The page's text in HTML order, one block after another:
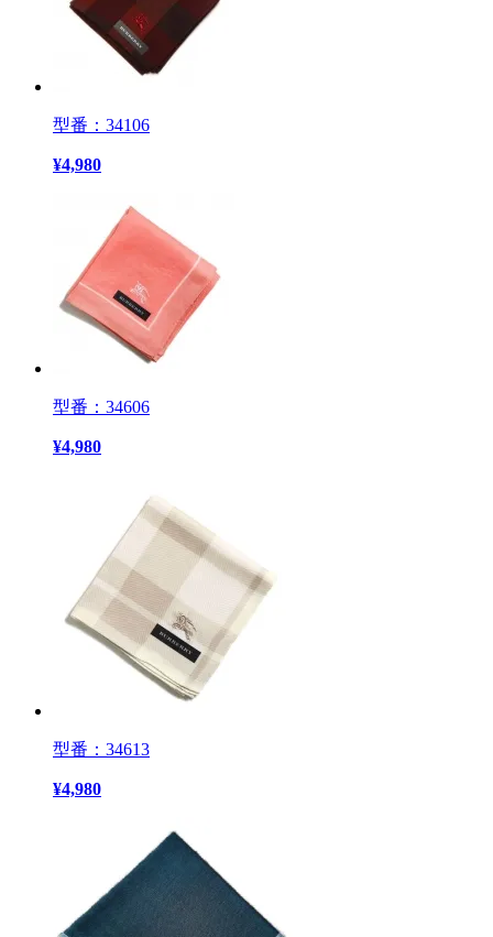
型番：34106
¥4,980
型番：34606
¥4,980
型番：34613
¥4,980